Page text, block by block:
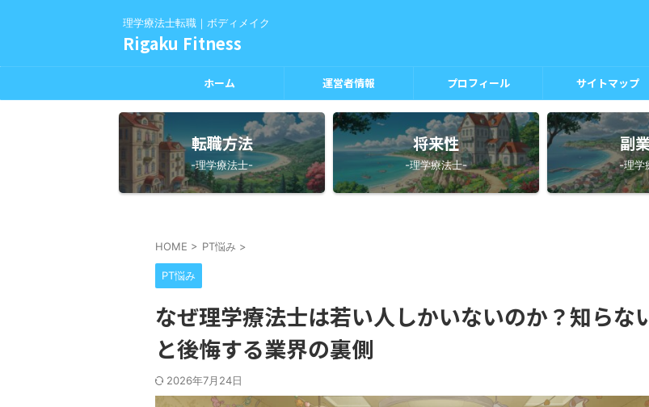
理学療法士転職｜ボディメイク
Rigaku Fitness
ホーム 運営者情報 プロフィール サイトマップ
転職方法
-理学療法士-
将来性
-理学療法士-
副
-理学
HOME > PT悩み >
PT悩み
なぜ理学療法士は若い人しかいないのか？知らな
と後悔する業界の裏側
2026年7月24日